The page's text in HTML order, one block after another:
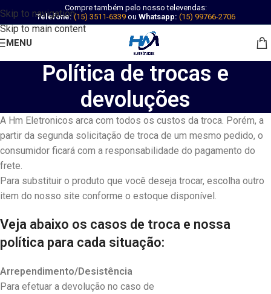
Skip to navigation
Skip to main content
Compre também pelo nosso televendas:
Telefone: (15) 3511-6339ou Whatsapp: (15) 99766-2706
MENU
Política de trocas e
devoluções
A Hm Eletronicos arca com todos os custos da troca. Porém, a
partir da segunda solicitação de troca de um mesmo pedido, o
consumidor ficará com a responsabilidade do pagamento do
frete.
Para substituir o produto que você deseja trocar, escolha outro
item do nosso site conforme o estoque disponível.
Veja abaixo os casos de troca e nossa
política para cada situação:
Arrependimento/Desistência
Para efetuar a devolução no caso de